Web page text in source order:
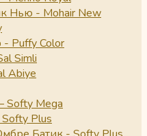
Нью - Mohair New
Puffy Color
Simli
Abiye
Mega
Plus